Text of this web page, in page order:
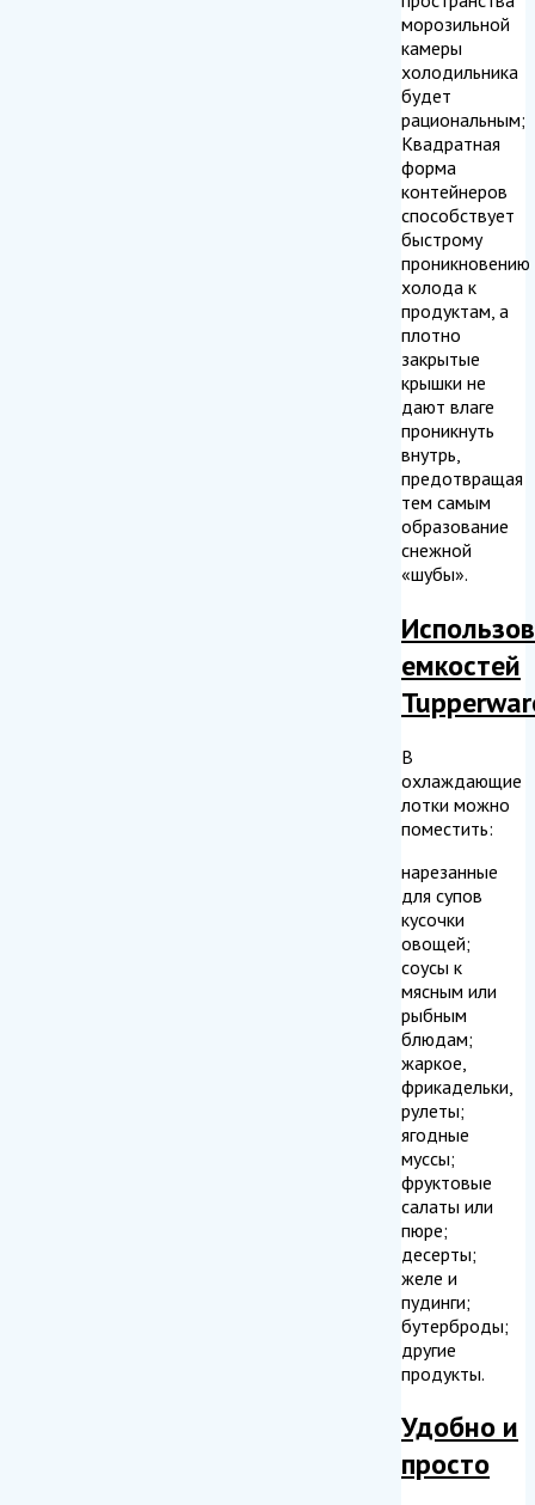
морозильной
камеры
холодильника
будет
рациональным;
Квадратная
форма
контейнеров
способствует
быстрому
проникновению
холода к
продуктам, а
плотно
закрытые
крышки не
дают влаге
проникнуть
внутрь,
предотвращая
тем самым
образование
снежной
«шубы».
емкостей
В
охлаждающие
лотки можно
поместить:
нарезанные
для супов
кусочки
овощей;
соусы к
мясным или
рыбным
блюдам;
жаркое,
фрикадельки,
рулеты;
ягодные
муссы;
фруктовые
салаты или
пюре;
десерты;
желе и
пудинги;
бутерброды;
другие
продукты.
Удобно и
просто